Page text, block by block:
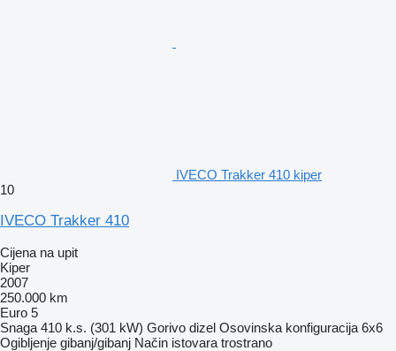
IVECO Trakker 410 kiper
10
IVECO Trakker 410
Cijena na upit
Kiper
2007
250.000 km
Euro 5
Snaga 410 k.s. (301 kW) Gorivo dizel Osovinska konfiguracija 6x6
Ogibljenje gibanj/gibanj Način istovara trostrano